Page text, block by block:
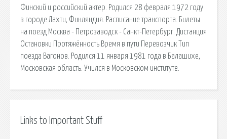
Финский и российский актер. Родился 28 февраля 1972 году
в городе Лахти, Финляндия. Расписание транспорта. Билеты
на поезд Москва - Петрозаводск - Санкт-Петербург. Дистанция
Остановки Протяжённость Время в пути Перевозчик Тип
поезда Вагонов. Родился 11 января 1981 года в Балашихе,
Московская область. Учился в Московском институте.
Links to Important Stuff